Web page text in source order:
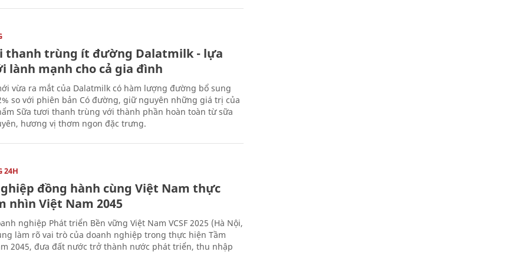
thanh trùng ít đường Dalatmilk - lựa
lành mạnh cho cả gia đình
vừa ra mắt của Dalatmilk có hàm lượng đường bổ sung
so với phiên bản Có đường, giữ nguyên những giá trị của
Sữa tươi thanh trùng với thành phần hoàn toàn từ sữa
hương vị thơm ngon đặc trưng.
24H
đồng hành cùng Việt Nam thực
nhìn Việt Nam 2045
nghiệp Phát triển Bền vững Việt Nam VCSF 2025 (Hà Nội,
làm rõ vai trò của doanh nghiệp trong thực hiện Tầm
2045, đưa đất nước trở thành nước phát triển, thu nhập